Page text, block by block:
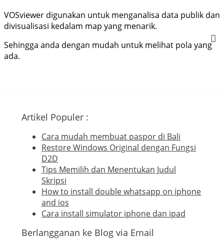
VOSviewer digunakan untuk menganalisa data publik dan
divisualisasi kedalam map yang menarik.
Sehingga anda dengan mudah untuk melihat pola yang
ada.
Artikel Populer :
Cara mudah membuat paspor di Bali
Restore Windows Original dengan Fungsi
D2D
Tips Memilih dan Menentukan Judul
Skripsi
How to install double whatsapp on iphone
and ios
Cara install simulator iphone dan ipad
Berlangganan ke Blog via Email